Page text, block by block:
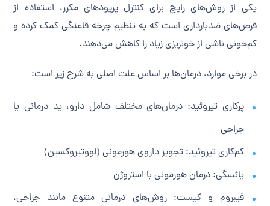
یکی از روش‌های رایج برای کنترل پریودهای مکرر، استفاده از
قرص‌های ضدبارداری است که به تنظیم چرخه قاعدگی کمک کرده و
کم‌خونی ناشی از خونریزی زیاد را کاهش می‌دهند.
در برخی موارد، درمان‌ها بر اساس علت اصلی به شرح زیر است:
پرکاری تیروئید: درمان‌های مختلف شامل دارو، ید درمانی یا
جراحی
کم‌کاری تیروئید: تجویز داروی هورمونی (لووتیروکسین)
یائسگی: درمان هورمونی با استروژن
فیبروم و کیست: روش‌های درمانی متنوع مانند جراحی،